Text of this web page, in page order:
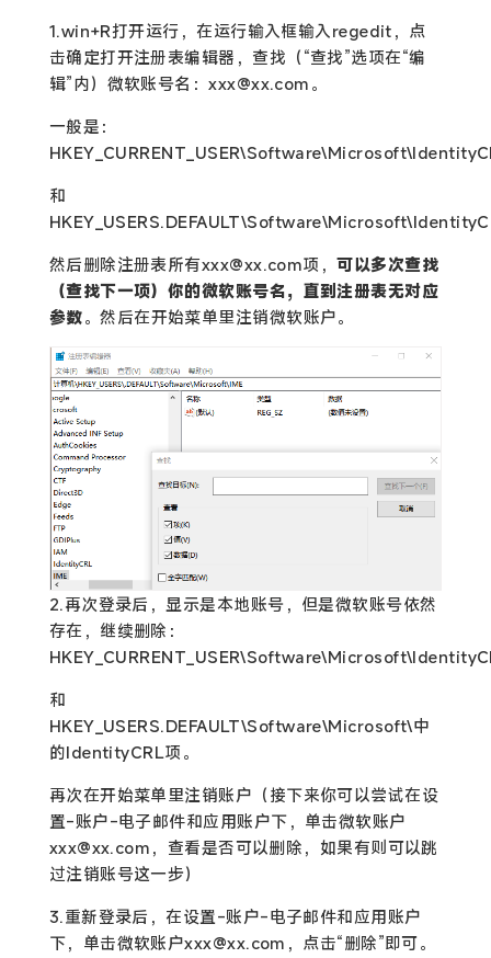
1.win+R打开运行，在运行输入框输入regedit，点
击确定打开注册表编辑器，查找（“查找”选项在“编
辑”内）微软账号名：xxx@xx.com。
一般是：
和
然后删除注册表所有xxx@xx.com项，可以多次查找
（查找下一项）你的微软账号名，直到注册表无对应
参数。然后在开始菜单里注销微软账户。
2.再次登录后，显示是本地账号，但是微软账号依然
存在，继续删除：
和
HKEY_USERS.DEFAULT\Software\Microsoft\中
的IdentityCRL项。
再次在开始菜单里注销账户（接下来你可以尝试在设
置-账户-电子邮件和应用账户下，单击微软账户
xxx@xx.com，查看是否可以删除，如果有则可以跳
过注销账号这一步）
3.重新登录后，在设置-账户-电子邮件和应用账户
下，单击微软账户xxx@xx.com，点击“删除”即可。